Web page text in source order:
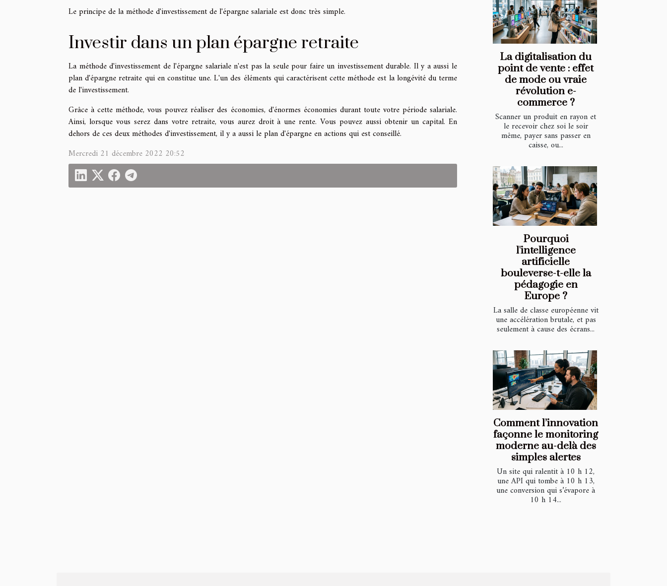
Le principe de la méthode d'investissement de l'épargne salariale est donc très simple.
Investir dans un plan épargne retraite
La méthode d'investissement de l'épargne salariale n'est pas la seule pour faire un investissement durable. Il y a aussi le
plan d'épargne retraite qui en constitue une. L'un des éléments qui caractérisent cette méthode est la longévité du terme
de l'investissement.
Grâce à cette méthode, vous pouvez réaliser des économies, d'énormes économies durant toute votre période salariale.
Ainsi, lorsque vous serez dans votre retraite, vous aurez droit à une rente. Vous pouvez aussi obtenir un capital. En
dehors de ces deux méthodes d'investissement, il y a aussi le plan d'épargne en actions qui est conseillé.
Mercredi 21 décembre 2022 20:52
La digitalisation du
point de vente : effet
de mode ou vraie
révolution e-
commerce ?
Scanner un produit en rayon et
le recevoir chez soi le soir
même, payer sans passer en
caisse, ou...
Pourquoi
l'intelligence
artificielle
bouleverse-t-elle la
pédagogie en
Europe ?
La salle de classe européenne vit
une accélération brutale, et pas
seulement à cause des écrans...
Comment l’innovation
façonne le monitoring
moderne au-delà des
simples alertes
Un site qui ralentit à 10 h 12,
une API qui tombe à 10 h 13,
une conversion qui s’évapore à
10 h 14...